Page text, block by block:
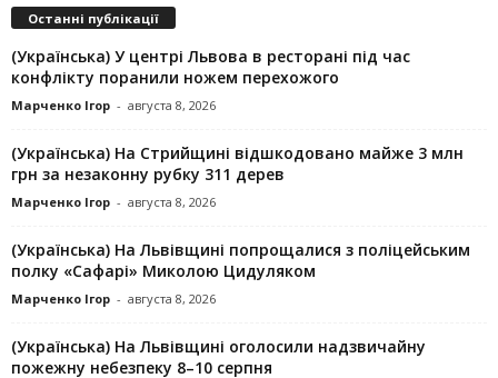
Останні публікації
(Українська) У центрі Львова в ресторані під час
конфлікту поранили ножем перехожого
Марченко Ігор - августа 8, 2026
(Українська) На Стрийщині відшкодовано майже 3 млн
грн за незаконну рубку 311 дерев
Марченко Ігор - августа 8, 2026
(Українська) На Львівщині попрощалися з поліцейським
полку «Сафарі» Миколою Цидуляком
Марченко Ігор - августа 8, 2026
(Українська) На Львівщині оголосили надзвичайну
пожежну небезпеку 8–10 серпня